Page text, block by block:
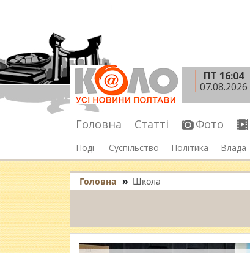
ПТ 16:04
07.08.2026
Головна Статті Фото
Події Суспільство Політика Влада
Головна » Школа